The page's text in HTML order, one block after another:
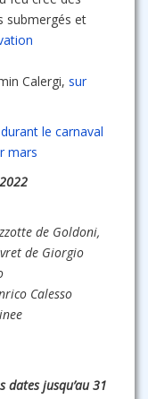
submergés et
Calergi, sur
le carnaval
mars
de Goldoni,
de Giorgio
Calesso
dates jusqu’au 31